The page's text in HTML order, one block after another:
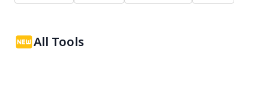
All Tools